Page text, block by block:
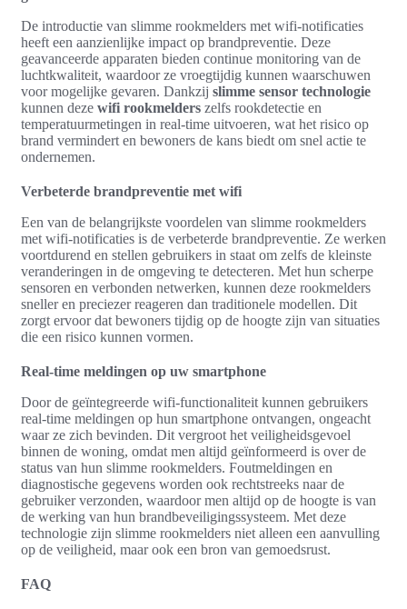
De introductie van slimme rookmelders met wifi-notificaties
heeft een aanzienlijke impact op brandpreventie. Deze
geavanceerde apparaten bieden continue monitoring van de
luchtkwaliteit, waardoor ze vroegtijdig kunnen waarschuwen
voor mogelijke gevaren. Dankzij slimme sensor technologie
kunnen deze wifi rookmelders zelfs rookdetectie en
temperatuurmetingen in real-time uitvoeren, wat het risico op
brand vermindert en bewoners de kans biedt om snel actie te
ondernemen.
Verbeterde brandpreventie met wifi
Een van de belangrijkste voordelen van slimme rookmelders
met wifi-notificaties is de verbeterde brandpreventie. Ze werken
voortdurend en stellen gebruikers in staat om zelfs de kleinste
veranderingen in de omgeving te detecteren. Met hun scherpe
sensoren en verbonden netwerken, kunnen deze rookmelders
sneller en preciezer reageren dan traditionele modellen. Dit
zorgt ervoor dat bewoners tijdig op de hoogte zijn van situaties
die een risico kunnen vormen.
Real-time meldingen op uw smartphone
Door de geïntegreerde wifi-functionaliteit kunnen gebruikers
real-time meldingen op hun smartphone ontvangen, ongeacht
waar ze zich bevinden. Dit vergroot het veiligheidsgevoel
binnen de woning, omdat men altijd geïnformeerd is over de
status van hun slimme rookmelders. Foutmeldingen en
diagnostische gegevens worden ook rechtstreeks naar de
gebruiker verzonden, waardoor men altijd op de hoogte is van
de werking van hun brandbeveiligingssysteem. Met deze
technologie zijn slimme rookmelders niet alleen een aanvulling
op de veiligheid, maar ook een bron van gemoedsrust.
FAQ